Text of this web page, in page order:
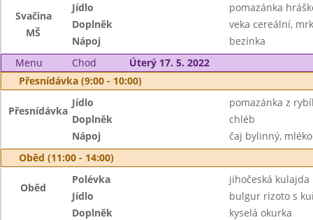
Svačina
MŠ
Jídlo
pomazánka
Doplněk
veka cereální,
Nápoj
bezinka
Menu
Chod
Úterý 17. 5. 2022
Přesnídávka (9:00 - 10:00)
Přesnídávka
Jídlo
pomazánka z
Doplněk
chléb
Nápoj
čaj bylinný, mléko
Oběd (11:00 - 14:00)
Oběd
Polévka
jihočeská kulajda
Jídlo
bulgur rizoto s
Doplněk
kyselá okurka